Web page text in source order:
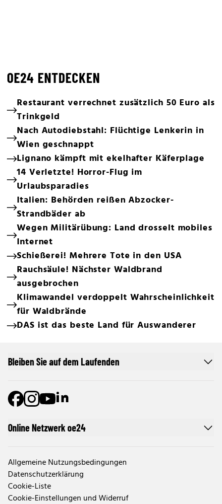
OE24 ENTDECKEN
Restaurant verrechnet zusätzlich 50 Euro als
Trinkgeld
Nach Autodiebstahl: Flüchtige Lenkerin in
Wien geschnappt
Lignano kämpft mit ekelhafter Käferplage
14 Verletzte! Horror-Flug im
Urlaubsparadies
Italien: Behörden reißen Abzocker-
Strandbäder ab
Wegen Militärübung: Land drosselt mobiles
Internet
Schießerei! Mehrere Tote in den USA
Rauchsäule! Nächster Waldbrand
ausgebrochen
Klimawandel verdoppelt Wahrscheinlichkeit
für Waldbrände
DAS ist das beste Land für Auswanderer
Online Netzwerk oe24
Allgemeine Nutzungsbedingungen
Datenschutzerklärung
Cookie-Liste
Cookie-Einstellungen und Widerruf
Bleiben Sie auf dem Laufenden